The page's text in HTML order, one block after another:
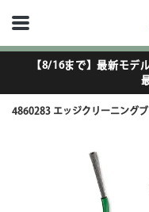
【8/16まで】最新モデ
4860283 エッジクリーニングブ